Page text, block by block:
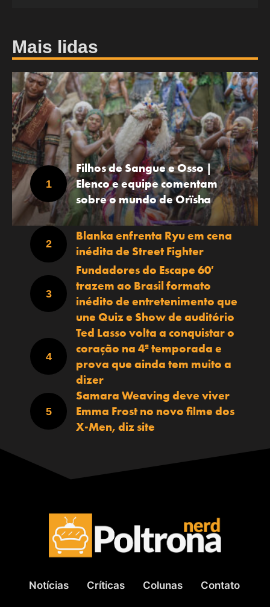
Mais lidas
Filhos de Sangue e Osso |
Elenco e equipe comentam
sobre o mundo de Orïsha
Blanka enfrenta Ryu em cena
inédita de Street Fighter
Fundadores do Escape 60′
trazem ao Brasil formato
inédito de entretenimento que
une Quiz e Show de auditório
Ted Lasso volta a conquistar o
coração na 4ª temporada e
prova que ainda tem muito a
dizer
Samara Weaving deve viver
Emma Frost no novo filme dos
X-Men, diz site
Notícias Críticas Colunas Contato